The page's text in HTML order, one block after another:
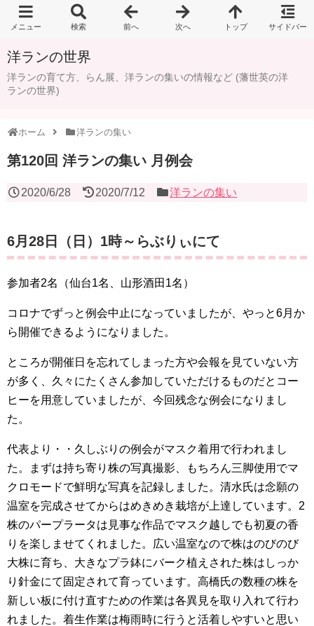
洋ランの世界
洋ランの育て方、らん展、洋ランの集いの情報など (藩世英の洋
ランの世界)
ホーム 洋ランの集い
第120回 洋ランの集い 月例会
2020/6/28 2020/7/12 洋ランの集い
6月28日（日）1時～らぶりぃにて
参加者2名（仙台1名、山形酒田1名）
コロナでずっと例会中止になっていましたが、やっと6月か
ら開催できるようになりました。
ところが開催日を忘れてしまった方や会報を見ていない方
が多く、久々にたくさん参加していただけるものだとコー
ヒーを用意していましたが、今回残念な例会になりまし
た。
代表より・・久しぶりの例会がマスク着用で行われまし
た。まずは持ち寄り株の写真撮影、もちろん三脚使用でマ
クロモードで鮮明な写真を記録しました。清水氏は念願の
温室を完成させてからはめきめき栽培が上達しています。2
株のパープラータは見事な作品でマスク越しでも初夏の香
りを楽しませてくれました。広い温室なので株はのびのび
大株に育ち、大きなプラ鉢にバーク植えされた株はしっか
り針金にて固定されて育っています。高橋氏の数種の株を
新しい板に付け直すための作業は各異見を取り入れて行わ
れました。着生作業は梅雨時に行うと活着しやすいと思い